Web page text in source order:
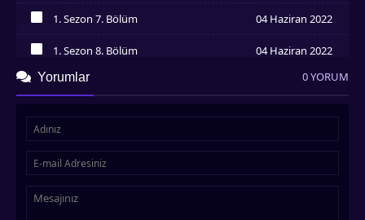
1. Sezon 7. Bölüm 04 Haziran 2022
İzledim
1. Sezon 8. Bölüm 04 Haziran 2022
1. Sezon 9. Bölüm 04 Haziran 2022
İzledim
İzledim
İzledim
1. Sezon 13. Bölüm
Yorumlar 0 YORUM